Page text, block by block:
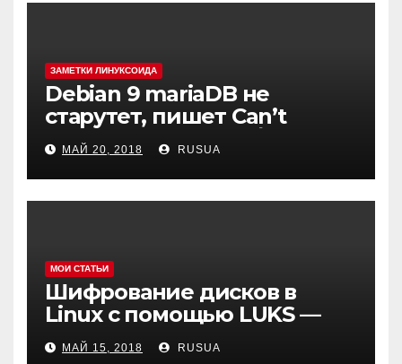
ЗАМЕТКИ ЛИНУКСОИДА
Debian 9 mariaDB не
старутет, пишет Can’t
create test file или /mysqld:
Can’t change dir to
МАЙ 20, 2018 RUSUA
МОИ СТАТЬИ
Шифрование дисков в
Linux с помощью LUKS —
cryptsetup
МАЙ 15, 2018 RUSUA